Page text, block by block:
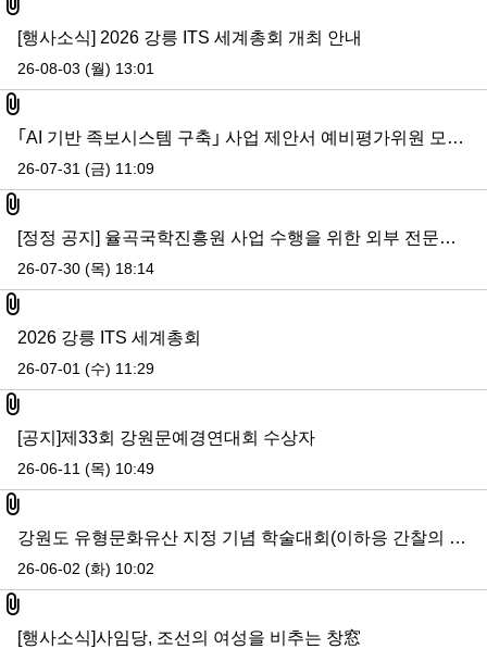
[행사소식] 2026 강릉 ITS 세계총회 개최 안내
26-08-03 (월) 13:01
첨부파일
｢AI 기반 족보시스템 구축｣ 사업 제안서 예비평가위원 모집 공고
26-07-31 (금) 11:09
첨부파일
[정정 공지] 율곡국학진흥원 사업 수행을 위한 외부 전문인력 모집-접수 이메일 변경 공지
26-07-30 (목) 18:14
첨부파일
2026 강릉 ITS 세계총회
26-07-01 (수) 11:29
첨부파일
[공지]제33회 강원문예경연대회 수상자
26-06-11 (목) 10:49
첨부파일
강원도 유형문화유산 지정 기념 학술대회(이하응 간찰의 문화유산 가치 검토)
26-06-02 (화) 10:02
첨부파일
[행사소식]사임당, 조선의 여성을 비추는 창窓